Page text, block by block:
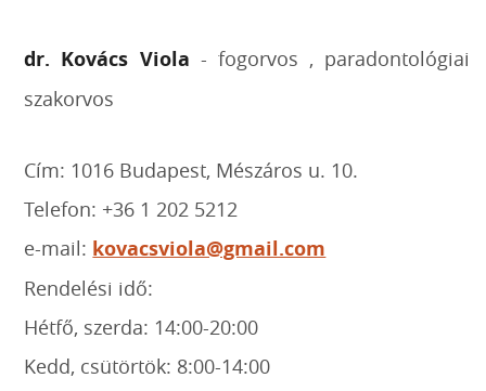
dr. Kovács Viola - fogorvos , paradontológiai
szakorvos
Cím: 1016 Budapest, Mészáros u. 10.
Telefon: +36 1 202 5212
e-mail: kovacsviola@gmail.com
Rendelési idő:
Hétfő, szerda: 14:00-20:00
Kedd, csütörtök: 8:00-14:00